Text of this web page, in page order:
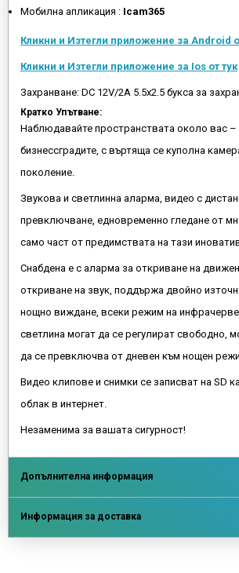
Мобилна апликация : Icam365
Кликни и Изтегли приложение за Android
Кликни и Изтегли приложение за Ios от тук
Захранване: DC 12V/2А 5.5х2.5 букса за
Кратко Упътване:
Наблюдавайте пространствата около вас –
бизнессградите, с въртяща се куполна
поколение.
Звукова и светлинна аларма, видео с
превключване, едновременно гледане от
само част от предимствата на тази
Снабдена е с аларма за откриване на
откриване на звук, поддържа двойно
нощно виждане, всеки режим на
светлина могат да се регулират свободно,
да се превключва от дневен към нощен
Видео клипове и снимки се записват на SD
облак в интернет.
Незаменима за вашата сигурност!
Допълнителна информация
Информация за доставка